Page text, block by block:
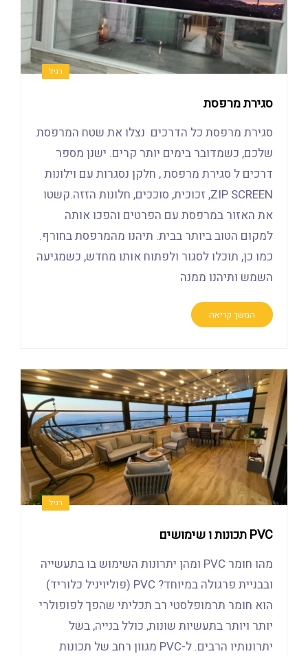
רגיל
סגירת מרפסת
סגירת מרפסת כל הדרכים נצלו את שטח המרפסת
שלכם, כשמדובר בימים יותר קרים. ישנן מספר
דרכים ל סגירת מרפסת , חלקן נסגרות עם וילונות
ZIP SCREEN, זכוכית, סוככים, חלונות הזזה.קשטו
את האזור במרפסת עם הפרטים והפכו אותה
למקום הטוב ביותר בבית. תיהנו מהמרפסת בחורף.
כמו כן, תוכלו לסגור ולפתוח אותו מחדש, כשמגיעה
השמש ותיהנו ממנה
המשך קריאה
רגיל
PVC תכונות ו שימושים
מהו חומר PVC ומהן יתרונות השימוש בו בתעשייה
ובבניית פרגולה במיוחד? PVC (פוליויניל כלוריד)
הוא חומר תרמופלסטי רב תכליתי שהפך לפופולרי
יותר ויותר בתעשיות שונות, כולל בנייה, בשל
יתרונותיו הרבים. ל-PVC מגוון רחב של תכונות